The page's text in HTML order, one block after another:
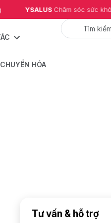
Chăm sóc sức khỏe chủ động
HÓA
Tư vấn & hỗ trợ